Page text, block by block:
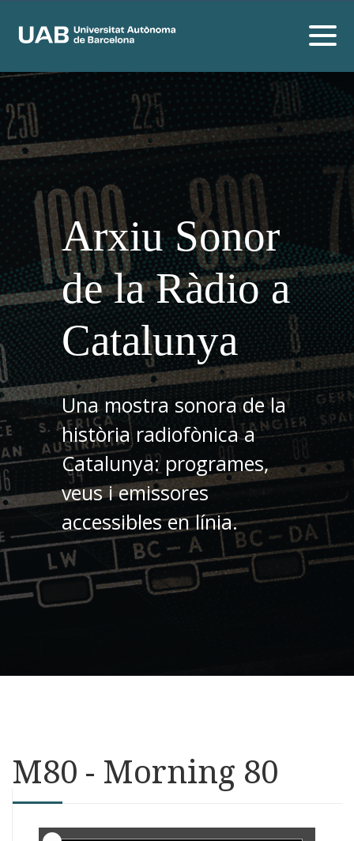
Arxiu Sonor
de la Ràdio a
Catalunya
Una mostra sonora de la
història radiofònica a
Catalunya: programes,
veus i emissores
accessibles en línia.
M80 - Morning 80